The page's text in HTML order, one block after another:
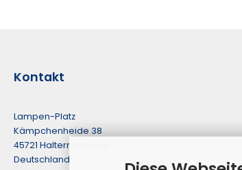
Kontakt
Lampen-Platz
Kämpchenheide 38
45721 Haltern am See
Deutschland